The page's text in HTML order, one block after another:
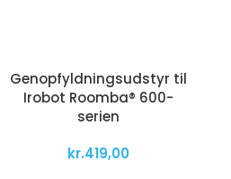
Genopfyldningsudstyr til
Irobot Roomba® 600-
serien
kr.419,00